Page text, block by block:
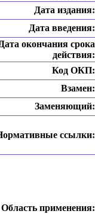
Дата издания:
Дата введения:
Дата окончания срока
действия:
Код ОКП:
Взамен:
Заменяющий:
ссылки:
Область применения: